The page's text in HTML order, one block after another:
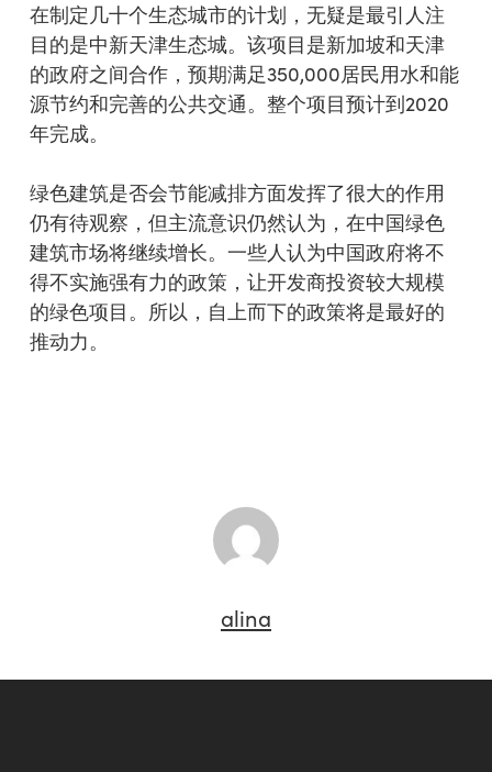
在制定几十个生态城市的计划，无疑是最引人注
目的是中新天津生态城。该项目是新加坡和天津
的政府之间合作，预期满足350,000居民用水和能
源节约和完善的公共交通。整个项目预计到2020
年完成。
绿色建筑是否会节能减排方面发挥了很大的作用
仍有待观察，但主流意识仍然认为，在中国绿色
建筑市场将继续增长。一些人认为中国政府将不
得不实施强有力的政策，让开发商投资较大规模
的绿色项目。所以，自上而下的政策将是最好的
推动力。
alina